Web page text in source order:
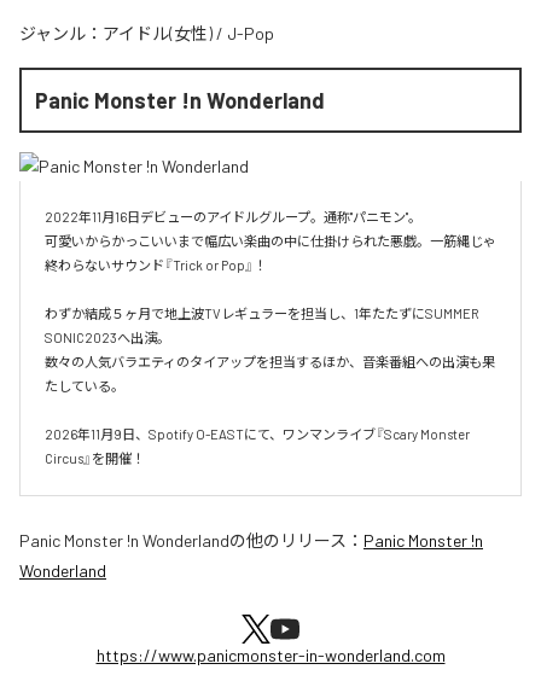
ジャンル： アイドル(女性) / J-Pop
Panic Monster !n Wonderland
2022年11月16日デビューのアイドルグループ。通称"パニモン"。
可愛いからかっこいいまで幅広い楽曲の中に仕掛けられた悪戯。一筋縄じゃ
終わらないサウンド『Trick or Pop』！
わずか結成５ヶ月で地上波TVレギュラーを担当し、1年たたずにSUMMER
SONIC2023へ出演。
数々の人気バラエティのタイアップを担当するほか、音楽番組への出演も果
たしている。
2026年11月9日、Spotify O-EASTにて、ワンマンライブ『Scary Monster
Circus』を開催！
Panic Monster !n Wonderlandの他のリリース： Panic Monster !n
Wonderland
https://www.panicmonster-in-wonderland.com